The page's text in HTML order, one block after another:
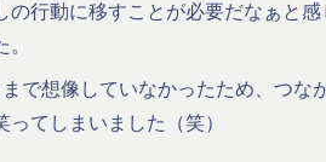
行動に移すことが必要だなぁと
で想像していなかったため、つな
てしまいました（笑）